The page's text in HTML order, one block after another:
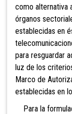
como alternativa
órganos
establecidas en
para resguardar
luz de los
Marco de
establecidas en
Para la